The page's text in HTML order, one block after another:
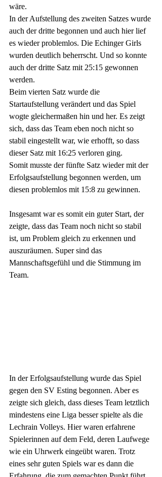
wäre.
In der Aufstellung des zweiten Satzes wurde
auch der dritte begonnen und auch hier lief
es wieder problemlos. Die Echinger Girls
wurden deutlich beherrscht. Und so konnte
auch der dritte Satz mit 25:15 gewonnen
werden.
Beim vierten Satz wurde die
Startaufstellung verändert und das Spiel
wogte gleichermaßen hin und her. Es zeigt
sich, dass das Team eben noch nicht so
stabil eingestellt war, wie erhofft, so dass
dieser Satz mit 16:25 verloren ging.
Somit musste der fünfte Satz wieder mit der
Erfolgsaufstellung begonnen werden, um
diesen problemlos mit 15:8 zu gewinnen.
Insgesamt war es somit ein guter Start, der
zeigte, dass das Team noch nicht so stabil
ist, um Problem gleich zu erkennen und
auszuräumen. Super sind das
Mannschaftsgefühl und die Stimmung im
Team.
In der Erfolgsaufstellung wurde das Spiel
gegen den SV Esting begonnen. Aber es
zeigte sich gleich, dass dieses Team letztlich
mindestens eine Liga besser spielte als die
Lechrain Volleys. Hier waren erfahrene
Spielerinnen auf dem Feld, deren Laufwege
wie ein Uhrwerk eingeübt waren. Trotz
eines sehr guten Spiels war es dann die